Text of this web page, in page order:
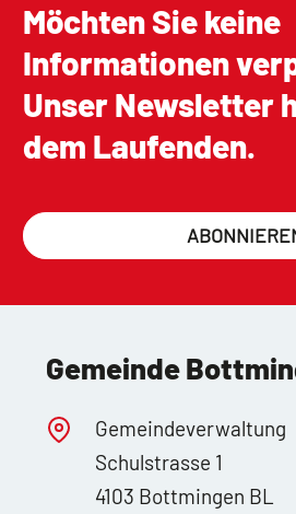
Möchten Sie keine
Informationen
Unser Newsletter
dem Laufenden.
Gemeinde
Gemeindeverwaltung
Schulstrasse 1
4103 Bottmingen BL